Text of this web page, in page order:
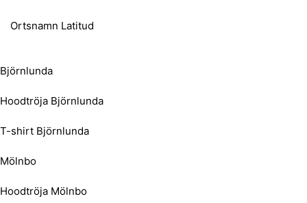
Ortsnamn Latitud
Björnlunda
Hoodtröja Björnlunda
T-shirt Björnlunda
Mölnbo
Hoodtröja Mölnbo